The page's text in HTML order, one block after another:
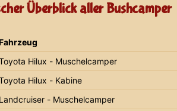
Überblick aller Bushcamper
Hilux - Muschelcamper
Hilux - Kabine
Landcruiser - Muschelcamper